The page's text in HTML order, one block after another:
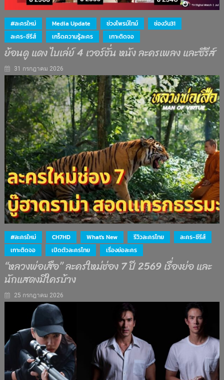
#ละครใหม่ Media Update ช่วงไพรม์ไทม์
ช่องวัน31
ละคร-ซีรีส์
เกร็ดความรู้ละคร เกาะติดจอ
ย้อนดู แดง ไบเล่ย์ 4 เวอร์ชั่น หนัง ละครเพลง และซีรีส์
31 กรกฎาคม 2026
#ละครใหม่ CH7HD What's New รีวิวละครไทย
ละคร-ซีรีส์
เกาะติดจอ
เปิดตัวละครไทย เรื่องย่อละคร
“หลวงพ่อเสือ” ละครใหม่ช่อง 7 ปี 2569 เรื่องย่อ และ
นักแสดงมีใครบ้าง
25 กรกฎาคม 2026